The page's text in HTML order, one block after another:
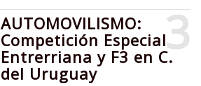
3
AUTOMOVILISMO:
Competición Especial
Entrerriana y F3 en C.
del Uruguay